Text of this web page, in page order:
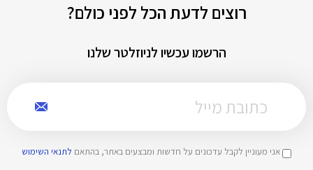
רוצים לדעת הכל לפני כולם?
הרשמו עכשיו לניוזלטר שלנו
אני מעוניין לקבל עדכונים על חדשות ומבצעים באתר, בהתאם לתנאי השימוש